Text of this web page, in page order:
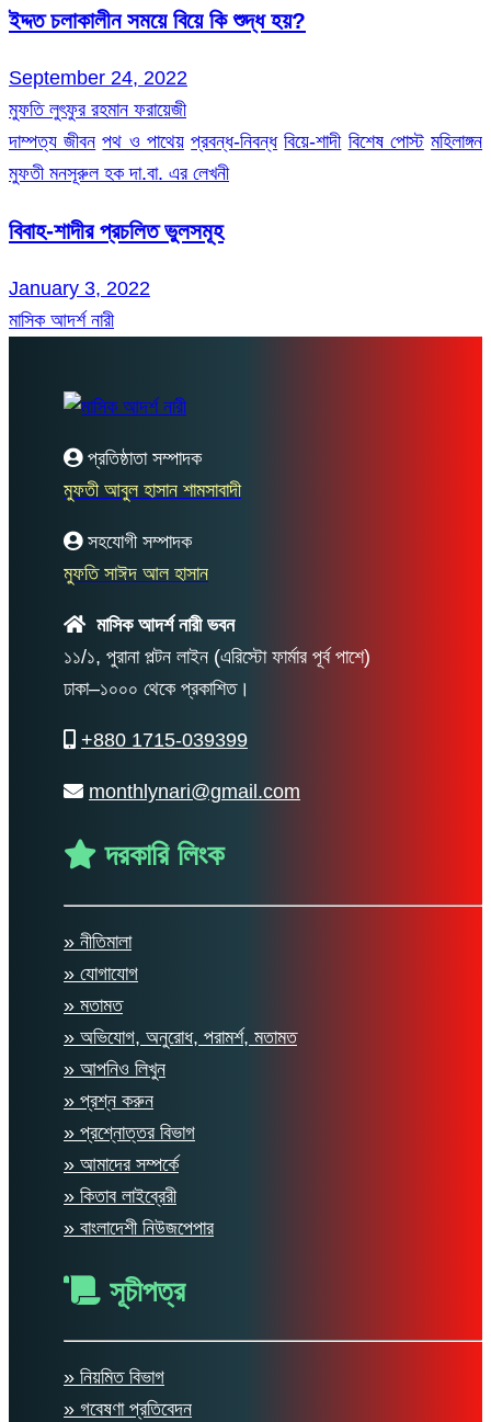
ইদ্দত চলাকালীন সময়ে বিয়ে কি শুদ্ধ হয়?
September 24, 2022
মুফতি লুৎফুর রহমান ফরায়েজী
দাম্পত্য জীবন পথ ও পাথেয় প্রবন্ধ-নিবন্ধ বিয়ে-শাদী বিশেষ পোস্ট মহিলাঙ্গন
মুফতী মনসূরুল হক দা.বা. এর লেখনী
বিবাহ-শাদীর প্রচলিত ভুলসমূহ
January 3, 2022
মাসিক আদর্শ নারী
প্রতিষ্ঠাতা সম্পাদক
মুফতী আবুল হাসান শামসাবাদী
সহযোগী সম্পাদক
মুফতি সাঈদ আল হাসান
মাসিক আদর্শ নারী ভবন
১১/১, পুরানা পল্টন লাইন (এরিস্টো ফার্মার পূর্ব পাশে)
ঢাকা–১০০০ থেকে প্রকাশিত।
+880 1715-039399
monthlynari@gmail.com
দরকারি লিংক
» নীতিমালা
» যোগাযোগ
» মতামত
» অভিযোগ, অনুরোধ, পরামর্শ, মতামত
» আপনিও লিখুন
» প্রশ্ন করুন
» প্রশ্নোত্তর বিভাগ
» আমাদের সম্পর্কে
» কিতাব লাইব্রেরী
» বাংলাদেশী নিউজপেপার
সূচীপত্র
» নিয়মিত বিভাগ
» গবেষণা প্রতিবেদন